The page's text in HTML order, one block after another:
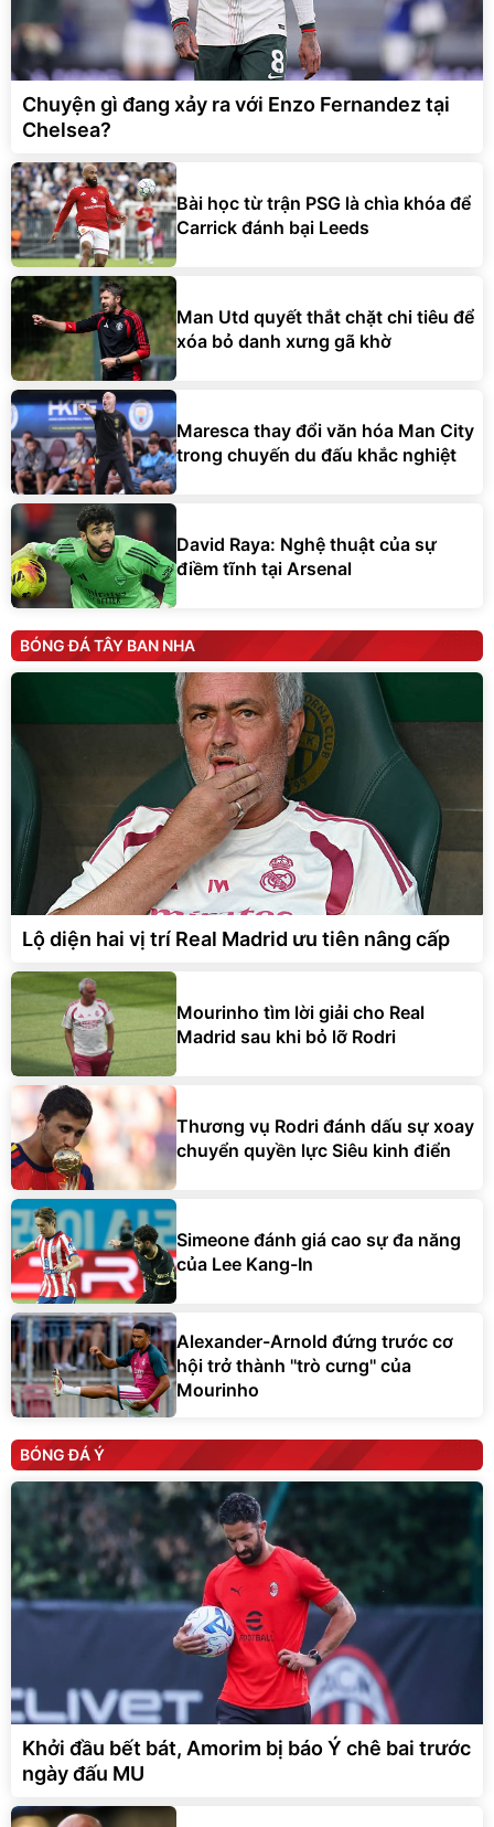
Chuyện gì đang xảy ra với Enzo Fernandez tại
Chelsea?
Bài học từ trận PSG là chìa khóa để
Carrick đánh bại Leeds
Man Utd quyết thắt chặt chi tiêu để
xóa bỏ danh xưng gã khờ
Maresca thay đổi văn hóa Man City
trong chuyến du đấu khắc nghiệt
David Raya: Nghệ thuật của sự
điềm tĩnh tại Arsenal
BÓNG ĐÁ TÂY BAN NHA
Lộ diện hai vị trí Real Madrid ưu tiên nâng cấp
Mourinho tìm lời giải cho Real
Madrid sau khi bỏ lỡ Rodri
Thương vụ Rodri đánh dấu sự xoay
chuyển quyền lực Siêu kinh điển
Simeone đánh giá cao sự đa năng
của Lee Kang-In
Alexander-Arnold đứng trước cơ
hội trở thành ''trò cưng'' của
Mourinho
BÓNG ĐÁ Ý
Khởi đầu bết bát, Amorim bị báo Ý chê bai trước
ngày đấu MU